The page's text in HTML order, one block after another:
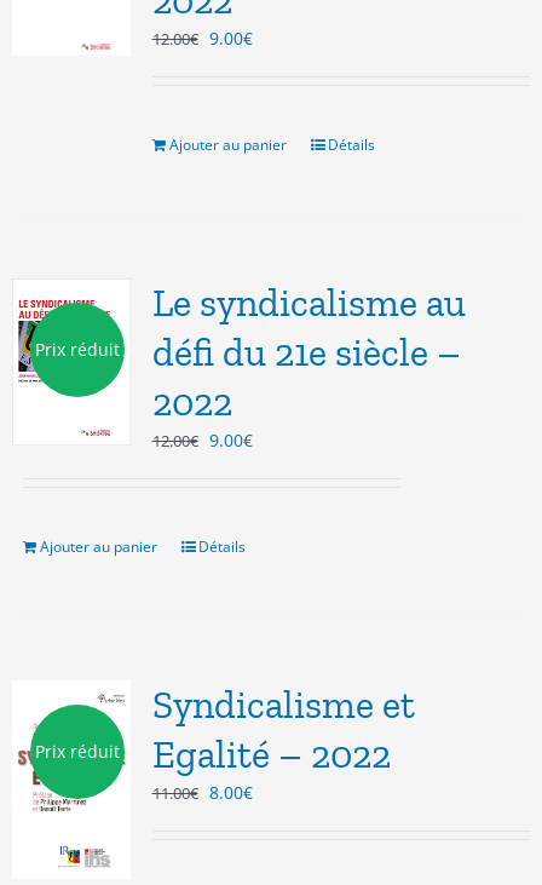
12.00€ Le
12.00€.
9.00€Le
9.00€.
Ajouter au panier Détails
Prix réduit
Le syndicalisme au
défi du 21e siècle –
2022
12.00€ Le
12.00€.
9.00€Le
Ajouter au panier Détails
Prix réduit
Syndicalisme et
Egalité – 2022
11.00€ Le
8.00€Le